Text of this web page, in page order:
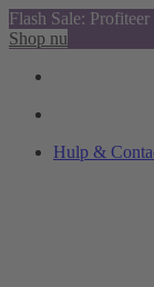
Flash Sale:
Shop nu
Hulp &